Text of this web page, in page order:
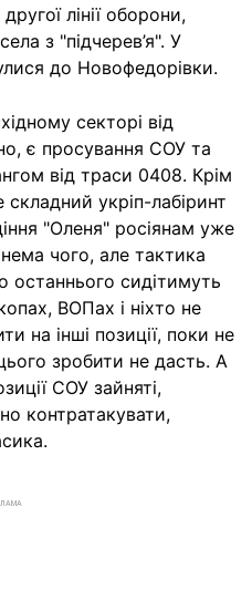
лінії оборони,
з "підчерев’я". У
до Новофедорівки.
секторі від
є просування СОУ та
від траси 0408. Крім
укріп-лабіринт
"Оленя" росіянам уже
чого, але тактика
останнього сидітимуть
ВОПах і ніхто не
на інші позиції, поки не
зробити не дасть. А
СОУ зайняті,
контратакувати,